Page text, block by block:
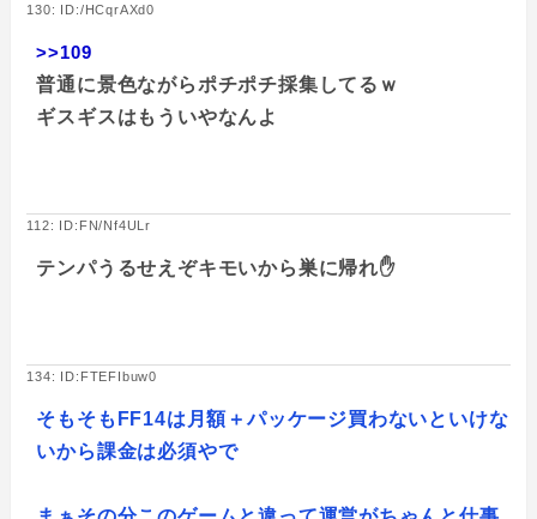
130: ID:/HCqrAXd0
>>109
普通に景色ながらポチポチ採集してるｗ
ギスギスはもういやなんよ
112: ID:FN/Nf4ULr
テンパうるせえぞキモいから巣に帰れ✋
134: ID:FTEFIbuw0
そもそもFF14は月額＋パッケージ買わないといけな
いから課金は必須やで